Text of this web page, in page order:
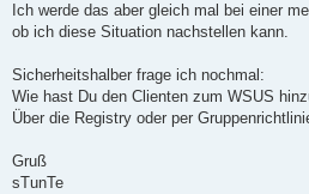
Ich werde das aber gleich mal bei einer
ob ich diese Situation nachstellen kann.
Sicherheitshalber frage ich nochmal:
Wie hast Du den Clienten zum WSUS
Über die Registry oder per
Gruß
sTunTe